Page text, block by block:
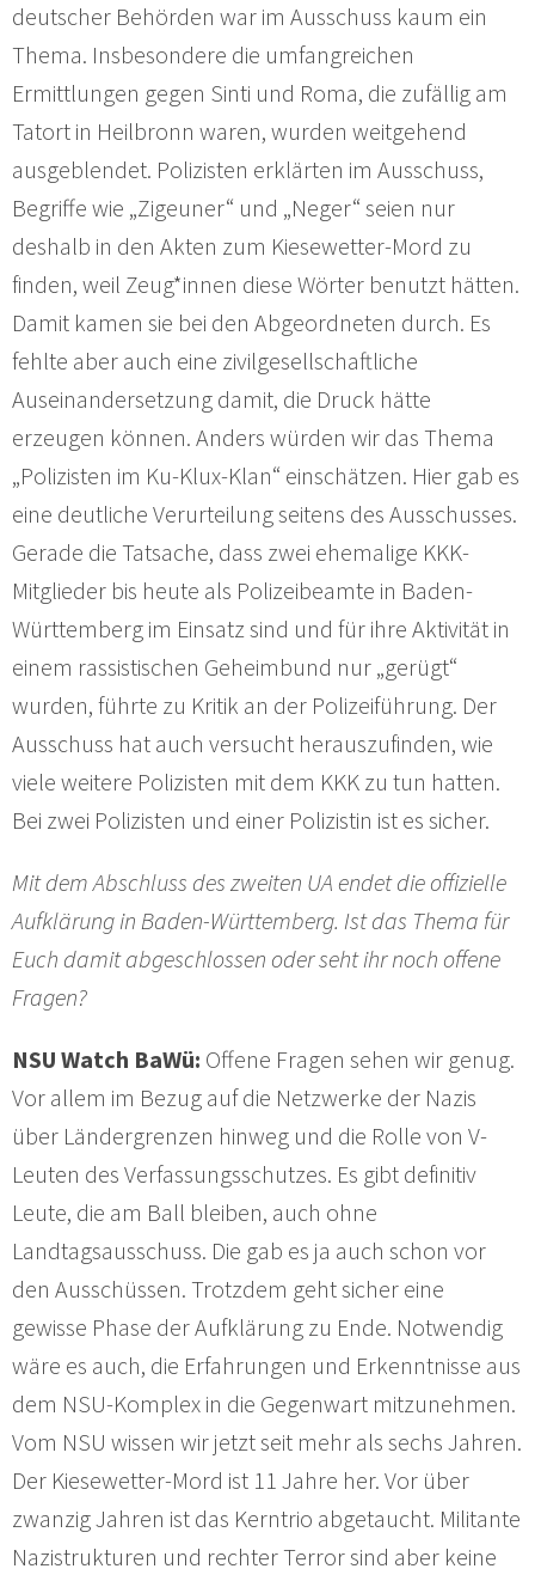
deutscher Behörden war im Ausschuss kaum ein
Thema. Insbesondere die umfangreichen
Ermittlungen gegen Sinti und Roma, die zufällig am
Tatort in Heilbronn waren, wurden weitgehend
ausgeblendet. Polizisten erklärten im Ausschuss,
Begriffe wie „Zigeuner“ und „Neger“ seien nur
deshalb in den Akten zum Kiesewetter-Mord zu
finden, weil Zeug*innen diese Wörter benutzt hätten.
Damit kamen sie bei den Abgeordneten durch. Es
fehlte aber auch eine zivilgesellschaftliche
Auseinandersetzung damit, die Druck hätte
erzeugen können. Anders würden wir das Thema
„Polizisten im Ku-Klux-Klan“ einschätzen. Hier gab es
eine deutliche Verurteilung seitens des Ausschusses.
Gerade die Tatsache, dass zwei ehemalige KKK-
Mitglieder bis heute als Polizeibeamte in Baden-
Württemberg im Einsatz sind und für ihre Aktivität in
einem rassistischen Geheimbund nur „gerügt“
wurden, führte zu Kritik an der Polizeiführung. Der
Ausschuss hat auch versucht herauszufinden, wie
viele weitere Polizisten mit dem KKK zu tun hatten.
Bei zwei Polizisten und einer Polizistin ist es sicher.
Mit dem Abschluss des zweiten UA endet die offizielle
Aufklärung in Baden-Württemberg. Ist das Thema für
Euch damit abgeschlossen oder seht ihr noch offene
Fragen?
NSU Watch BaWü: Offene Fragen sehen wir genug.
Vor allem im Bezug auf die Netzwerke der Nazis
über Ländergrenzen hinweg und die Rolle von V-
Leuten des Verfassungsschutzes. Es gibt definitiv
Leute, die am Ball bleiben, auch ohne
Landtagsausschuss. Die gab es ja auch schon vor
den Ausschüssen. Trotzdem geht sicher eine
gewisse Phase der Aufklärung zu Ende. Notwendig
wäre es auch, die Erfahrungen und Erkenntnisse aus
dem NSU-Komplex in die Gegenwart mitzunehmen.
Vom NSU wissen wir jetzt seit mehr als sechs Jahren.
Der Kiesewetter-Mord ist 11 Jahre her. Vor über
zwanzig Jahren ist das Kerntrio abgetaucht. Militante
Nazistrukturen und rechter Terror sind aber keine